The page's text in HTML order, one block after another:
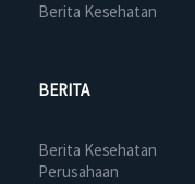
Berita Kesehatan
BERITA
Berita Kesehatan
Perusahaan